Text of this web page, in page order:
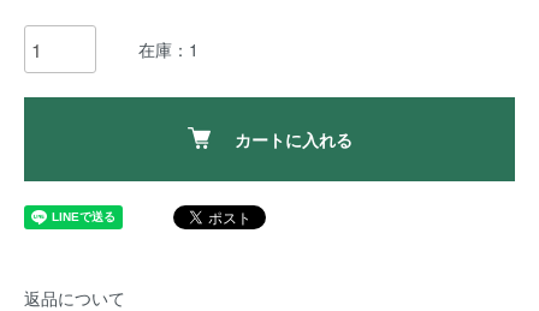
在庫：1
カートに入れる
返品について